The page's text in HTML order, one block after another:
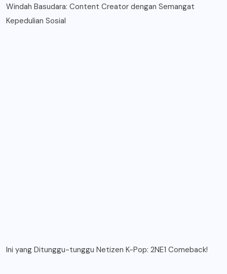
Windah Basudara: Content Creator dengan Semangat
Kepedulian Sosial
Ini yang Ditunggu-tunggu Netizen K-Pop: 2NE1 Comeback!